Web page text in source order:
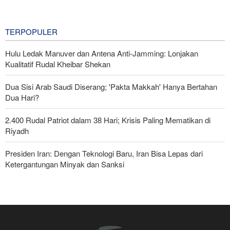
TERPOPULER
Hulu Ledak Manuver dan Antena Anti-Jamming: Lonjakan
Kualitatif Rudal Kheibar Shekan
Dua Sisi Arab Saudi Diserang; 'Pakta Makkah' Hanya Bertahan
Dua Hari?
2.400 Rudal Patriot dalam 38 Hari; Krisis Paling Mematikan di
Riyadh
Presiden Iran: Dengan Teknologi Baru, Iran Bisa Lepas dari
Ketergantungan Minyak dan Sanksi